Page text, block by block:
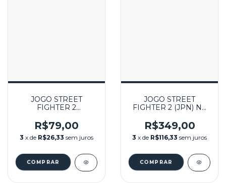
JOGO STREET
FIGHTER 2
FAMICOM
R$79,00
3 x de R$26,33 sem juros
JOGO STREET
FIGHTER 2 (JPN) NA
SUPER FAMICOM
R$349,00
3 x de R$116,33 sem juros